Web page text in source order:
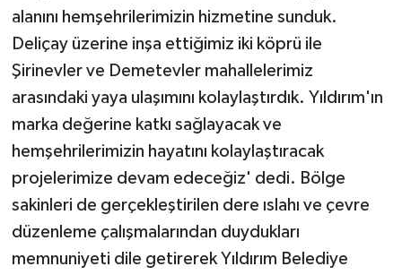
alanını hemşehrilerimizin hizmetine sunduk.
Deliçay üzerine inşa ettiğimiz iki köprü ile
Şirinevler ve Demetevler mahallelerimiz
arasındaki yaya ulaşımını kolaylaştırdık. Yıldırım'ın
marka değerine katkı sağlayacak ve
hemşehrilerimizin hayatını kolaylaştıracak
projelerimize devam edeceğiz' dedi. Bölge
sakinleri de gerçekleştirilen dere ıslahı ve çevre
düzenleme çalışmalarından duydukları
memnuniyeti dile getirerek Yıldırım Belediye